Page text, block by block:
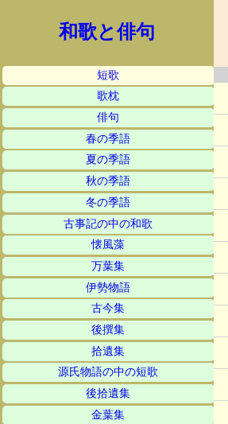
和歌と俳句
短歌
歌枕
俳句
春の季語
夏の季語
秋の季語
冬の季語
古事記の中の和歌
懐風藻
万葉集
伊勢物語
古今集
後撰集
拾遺集
源氏物語の中の短歌
後拾遺集
金葉集